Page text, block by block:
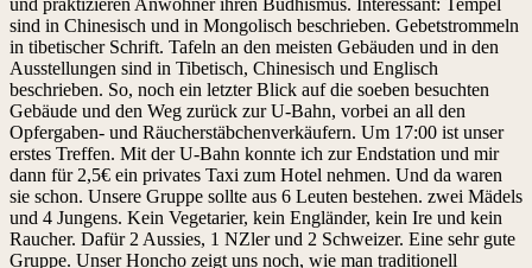
sind in Chinesisch und in Mongolisch beschrieben. Gebetstrommeln
in tibetischer Schrift. Tafeln an den meisten Gebäuden und in den
Ausstellungen sind in Tibetisch, Chinesisch und Englisch
beschrieben. So, noch ein letzter Blick auf die soeben besuchten
Gebäude und den Weg zurück zur U-Bahn, vorbei an all den
Opfergaben- und Räucherstäbchenverkäufern. Um 17:00 ist unser
erstes Treffen. Mit der U-Bahn konnte ich zur Endstation und mir
dann für 2,5€ ein privates Taxi zum Hotel nehmen. Und da waren
sie schon. Unsere Gruppe sollte aus 6 Leuten bestehen. zwei Mädels
und 4 Jungens. Kein Vegetarier, kein Engländer, kein Ire und kein
Raucher. Dafür 2 Aussies, 1 NZler und 2 Schweizer. Eine sehr gute
Gruppe. Unser Honcho zeigt uns noch, wie man traditionell